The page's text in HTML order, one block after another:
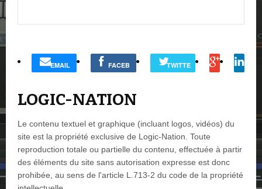
EMAIL
FACEB
OOK
TWITTE
R
LOGIC-NATION
Le contenu textuel et graphique (incluant logos, vidéos) du
site est la propriété exclusive de Logic-Nation. Toute
reproduction totale ou partielle du contenu, effectuée à partir
des éléments du site sans autorisation expresse est donc
prohibée, au sens de l'article L.713-2 du code de la propriété